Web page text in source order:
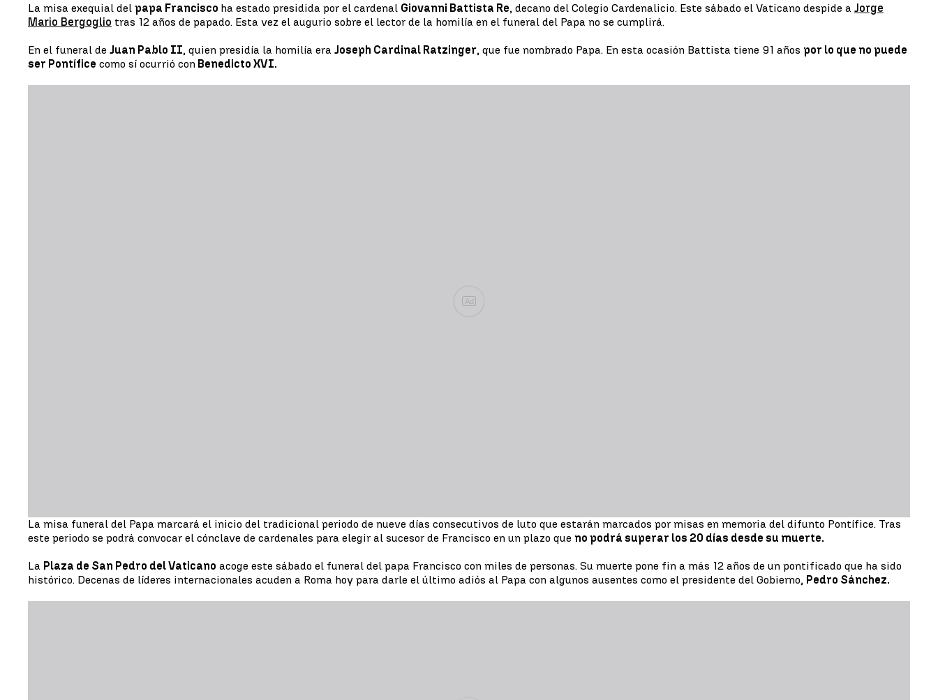
La misa exequial del papa Francisco ha estado presidida por el cardenal Giovanni Battista Re, decano del Colegio Cardenalicio. Este sábado el Vaticano despide a Jorge
Mario Bergoglio tras 12 años de papado. Esta vez el augurio sobre el lector de la homilía en el funeral del Papa no se cumplirá.
En el funeral de Juan Pablo II, quien presidía la homilía era Joseph Cardinal Ratzinger, que fue nombrado Papa. En esta ocasión Battista tiene 91 años por lo que no puede
ser Pontífice como sí ocurrió con Benedicto XVI.
Ad
La misa funeral del Papa marcará el inicio del tradicional periodo de nueve días consecutivos de luto que estarán marcados por misas en memoria del difunto Pontífice. Tras
este periodo se podrá convocar el cónclave de cardenales para elegir al sucesor de Francisco en un plazo que no podrá superar los 20 días desde su muerte.
La Plaza de San Pedro del Vaticano acoge este sábado el funeral del papa Francisco con miles de personas. Su muerte pone fin a más 12 años de un pontificado que ha sido
histórico. Decenas de líderes internacionales acuden a Roma hoy para darle el último adiós al Papa con algunos ausentes como el presidente del Gobierno, Pedro Sánchez.